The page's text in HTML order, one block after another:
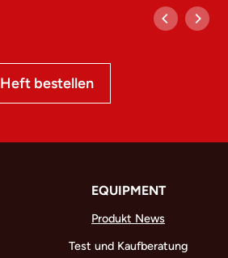
Heft bestellen
EQUIPMENT
Produkt News
Test und Kaufberatung